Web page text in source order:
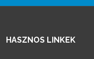
HASZNOS LINKEK